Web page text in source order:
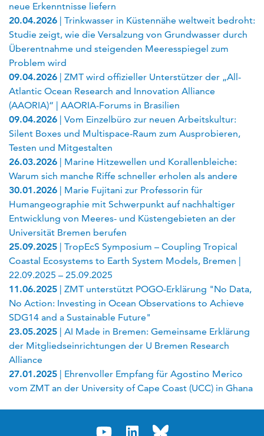
neue Erkenntnisse liefern
20.04.2026 | Trinkwasser in Küstennähe weltweit bedroht:
Studie zeigt, wie die Versalzung von Grundwasser durch
Überentnahme und steigenden Meeresspiegel zum
Problem wird
09.04.2026 | ZMT wird offizieller Unterstützer der „All-
Atlantic Ocean Research and Innovation Alliance
(AAORIA)“ | AAORIA-Forums in Brasilien
09.04.2026 | Vom Einzelbüro zur neuen Arbeitskultur:
Silent Boxes und Multispace-Raum zum Ausprobieren,
Testen und Mitgestalten
26.03.2026 | Marine Hitzewellen und Korallenbleiche:
Warum sich manche Riffe schneller erholen als andere
30.01.2026 | Marie Fujitani zur Professorin für
Humangeographie mit Schwerpunkt auf nachhaltiger
Entwicklung von Meeres- und Küstengebieten an der
Universität Bremen berufen
25.09.2025 | TropEcS Symposium – Coupling Tropical
Coastal Ecosystems to Earth System Models, Bremen |
22.09.2025 – 25.09.2025
11.06.2025 | ZMT unterstützt POGO-Erklärung "No Data,
No Action: Investing in Ocean Observations to Achieve
SDG14 and a Sustainable Future"
23.05.2025 | AI Made in Bremen: Gemeinsame Erklärung
der Mitgliedseinrichtungen der U Bremen Research
Alliance
27.01.2025 | Ehrenvoller Empfang für Agostino Merico
vom ZMT an der University of Cape Coast (UCC) in Ghana